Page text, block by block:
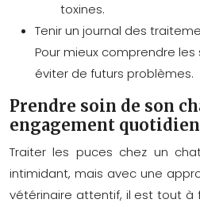
toxines.
Tenir un journal des
Pour mieux comprendre
éviter de futurs problèmes.
Prendre soin de son
engagement quotidien
Traiter les puces chez un
intimidant, mais avec une
vétérinaire attentif, il est tout à